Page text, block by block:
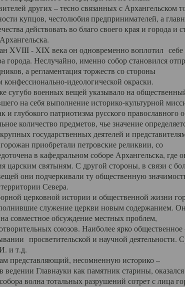
других – тесно связанных с Архангельском
купцов, честолюбия предпринимателей, а
действовать во благо своего края и города и
- XIX века он одновременно воплотил себе
города. Неслучайно, именно собор становился
а регламентация торжеств со стороны
идеологической окраски.
военных вещей указывало на
на себя выполнение историко-культурной
и глубокого патриотизма русского православного
количество предметов, чье значение
государственных деятелей и
приобретали петровские реликвии, со
в кафедральном соборе Архангельска, где
царским святыням. С другой стороны, в связи с
они подчеркивали ту общественную
Севера.
церковной истории и общественной жизни
служение церкви новым содержанием.
совместное обсуждение местных проблем,
союзов. Наиболее ярко
просветительской и научной деятельности.
и т.д.
представляющий, несомненную историко –
ведении Главнауки как памятник старины,
волна тотальных разрушений сотрет с лица